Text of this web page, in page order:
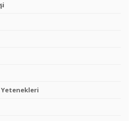
Yetenekleri